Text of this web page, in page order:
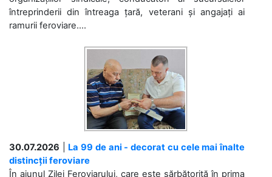
întreprinderii din întreaga țară, veterani și angajați ai
ramurii feroviare....
30.07.2026
La 99 de ani - decorat cu cele mai înalte
distincții feroviare
În ajunul Zilei Feroviarului, care este sărbătorită în prima